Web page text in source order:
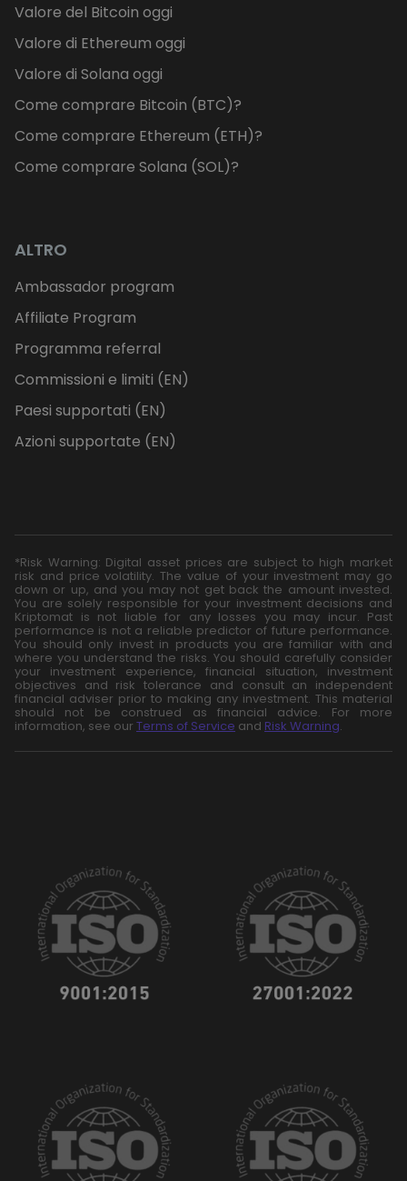
Valore del Bitcoin oggi
Valore di Ethereum oggi
Valore di Solana oggi
Come comprare Bitcoin (BTC)?
Come comprare Ethereum (ETH)?
Come comprare Solana (SOL)?
ALTRO
Ambassador program
Affiliate Program
Programma referral
Commissioni e limiti (EN)
Paesi supportati (EN)
Azioni supportate (EN)
*Risk Warning: Digital asset prices are subject to high market
risk and price volatility. The value of your investment may go
down or up, and you may not get back the amount invested.
You are solely responsible for your investment decisions and
Kriptomat is not liable for any losses you may incur. Past
performance is not a reliable predictor of future performance.
You should only invest in products you are familiar with and
where you understand the risks. You should carefully consider
your investment experience, financial situation, investment
objectives and risk tolerance and consult an independent
financial adviser prior to making any investment. This material
should not be construed as financial advice. For more
information, see our Terms of Service and Risk Warning.